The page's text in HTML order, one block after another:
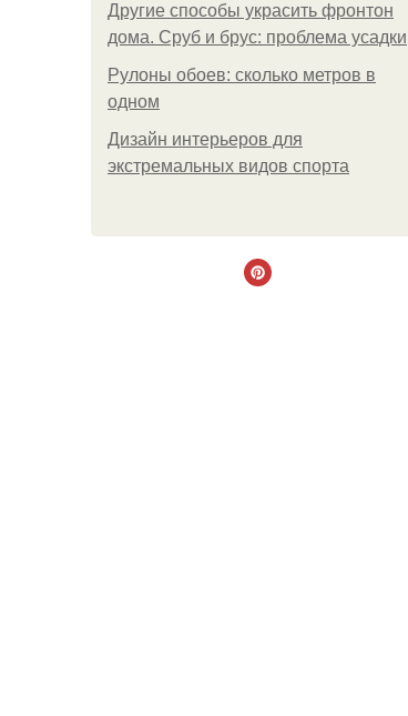
Другие способы украсить фронтон
дома. Сруб и брус: проблема усадки
Рулоны обоев: сколько метров в
одном
Дизайн интерьеров для
экстремальных видов спорта